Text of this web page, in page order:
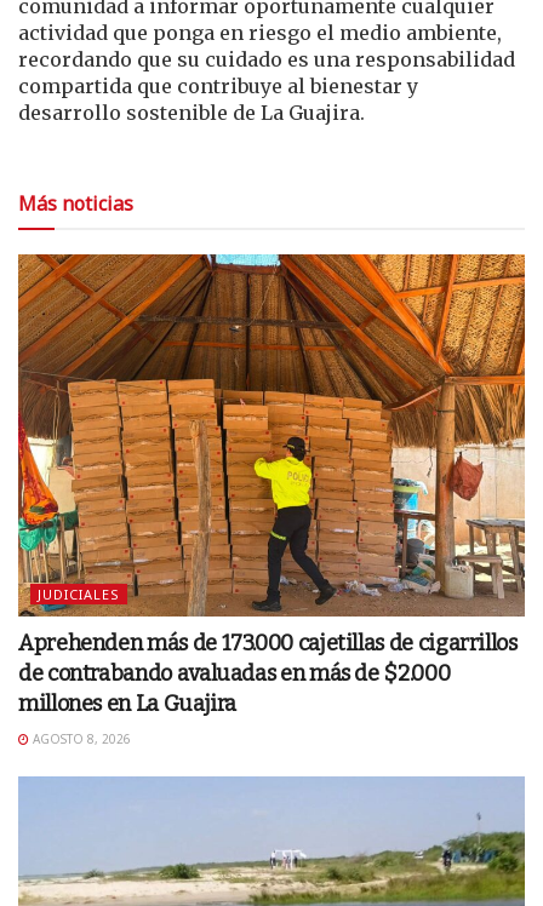
comunidad a informar oportunamente cualquier
actividad que ponga en riesgo el medio ambiente,
recordando que su cuidado es una responsabilidad
compartida que contribuye al bienestar y
desarrollo sostenible de La Guajira.
Más noticias
JUDICIALES
Aprehenden más de 173.000 cajetillas de cigarrillos
de contrabando avaluadas en más de $2.000
millones en La Guajira
AGOSTO 8, 2026